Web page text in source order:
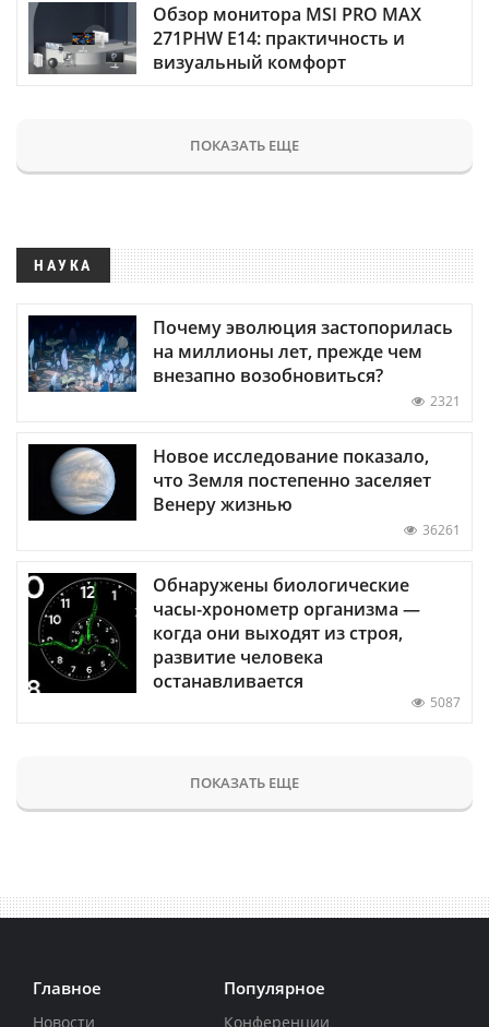
Обзор монитора MSI PRO MAX
271PHW E14: практичность и
визуальный комфорт
ПОКАЗАТЬ ЕЩЕ
НАУКА
Почему эволюция застопорилась
на миллионы лет, прежде чем
внезапно возобновиться?
2321
Новое исследование показало,
что Земля постепенно заселяет
Венеру жизнью
36261
Обнаружены биологические
часы-хронометр организма —
когда они выходят из строя,
развитие человека
останавливается
5087
ПОКАЗАТЬ ЕЩЕ
Главное
Новости
Популярное
Конференции